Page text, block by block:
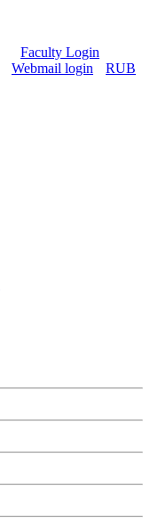
Faculty Login
Webmail login
RUB